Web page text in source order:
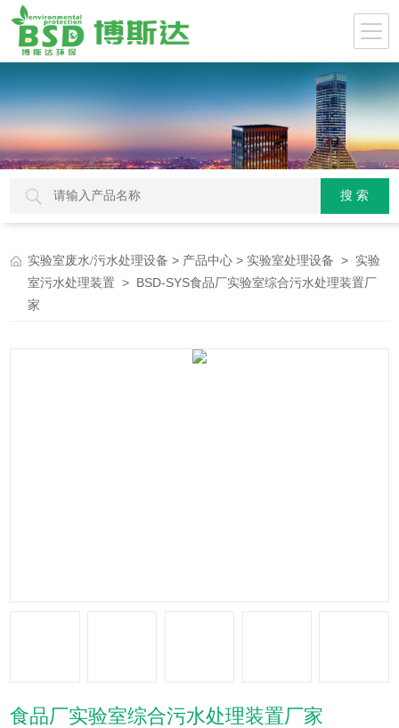
实验室废水/污水处理设备 > 产品中心 > 实验室处理设备 > 实验
室污水处理装置 > BSD-SYS食品厂实验室综合污水处理装置厂
家
食品厂实验室综合污水处理装置厂家